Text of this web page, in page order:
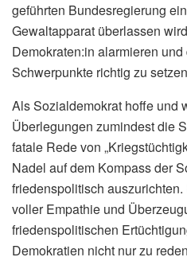
geführten Bundesregierung
Gewaltapparat überlassen
Demokraten:in alarmieren
Schwerpunkte richtig zu
Als Sozialdemokrat hoffe und
Überlegungen zumindest die
fatale Rede von
Nadel auf dem Kompass der
friedenspolitisch
voller Empathie und
friedenspolitischen
Demokratien nicht nur zu